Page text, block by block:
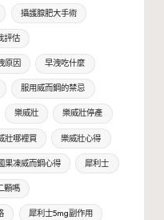
攝護腺肥大手術
評估
原因 早洩吃什麼
服用威而鋼的禁忌
樂威壯 樂威壯停產
壯哪裡買 樂威壯心得
果凍威而鋼心得 犀利士
顆嗎
犀利士5mg副作用